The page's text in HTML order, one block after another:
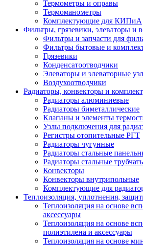
Термометры и оправы
Термоманометры
Комплектующие для КИПиА
Фильтры, грязевики, элеваторы и
Фильтры и запчасти для
Фильтры бытовые и
Грязевики
Конденсатоотводчики
Элеваторы и элеваторные
Воздухоотводчики
Радиаторы, конвекторы и
Радиаторы алюминиевые
Радиаторы биметаллические
Клапаны и элементы
Узлы подключения для
Регистры отопительные РГТ
Радиаторы чугунные
Радиаторы стальные
Радиаторы стальные
Конвекторы
Конвекторы внутрипольные
Комплектующие для
Теплоизоляция, уплотнения,
Теплоизоляция на основе
аксессуары
Теплоизоляция на основе
полиэтилена и аксессуары
Теплоизоляция на основе